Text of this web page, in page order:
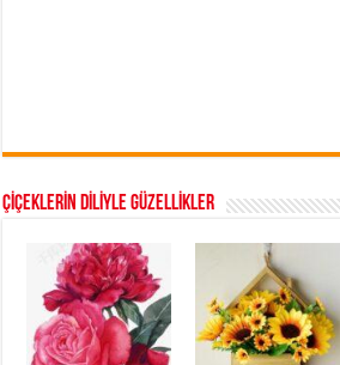
ÇİÇEKLERİN DİLİYLE GÜZELLİKLER